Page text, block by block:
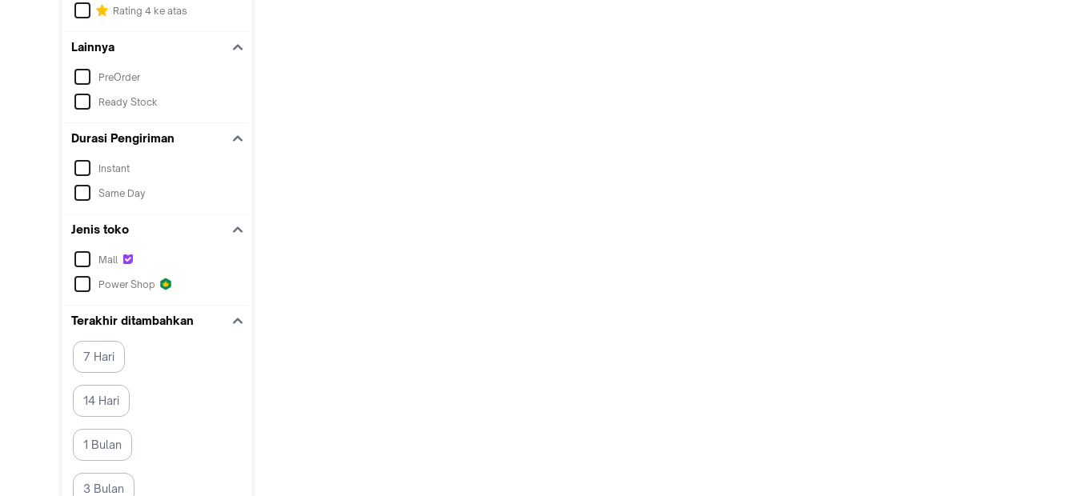
Rating 4 ke atas
Lainnya
PreOrder
Ready Stock
Durasi Pengiriman
Instant
Same Day
Jenis toko
Mall
Power Shop
Terakhir ditambahkan
7 Hari
14 Hari
1 Bulan
3 Bulan